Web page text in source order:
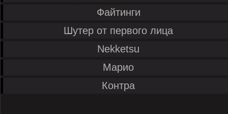
Файтинги
Шутер от первого лица
Nekketsu
Марио
Контра